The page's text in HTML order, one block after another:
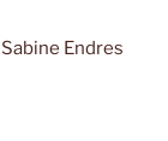
Endres